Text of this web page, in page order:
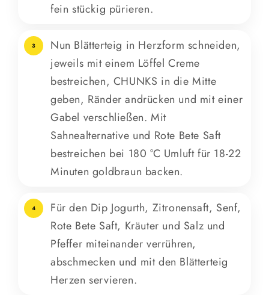
fein stückig pürieren.
3
Nun Blätterteig in Herzform schneiden,
jeweils mit einem Löffel Creme
bestreichen, CHUNKS in die Mitte
geben, Ränder andrücken und mit einer
Gabel verschließen. Mit
Sahnealternative und Rote Bete Saft
bestreichen bei 180 °C Umluft für 18-22
Minuten goldbraun backen.
4
Für den Dip Jogurth, Zitronensaft, Senf,
Rote Bete Saft, Kräuter und Salz und
Pfeffer miteinander verrühren,
abschmecken und mit den Blätterteig
Herzen servieren.